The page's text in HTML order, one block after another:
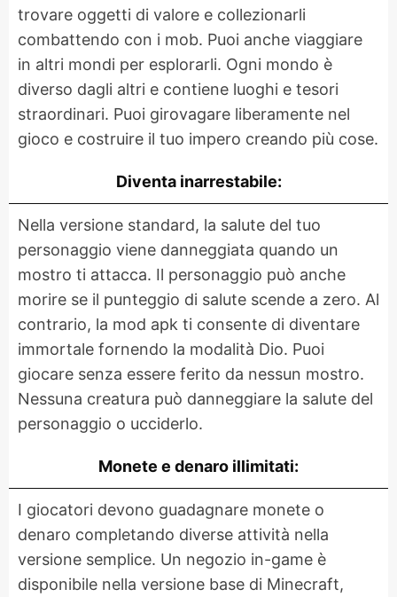
trovare oggetti di valore e collezionarli
combattendo con i mob. Puoi anche viaggiare
in altri mondi per esplorarli. Ogni mondo è
diverso dagli altri e contiene luoghi e tesori
straordinari. Puoi girovagare liberamente nel
gioco e costruire il tuo impero creando più cose.
Diventa inarrestabile:
Nella versione standard, la salute del tuo
personaggio viene danneggiata quando un
mostro ti attacca. Il personaggio può anche
morire se il punteggio di salute scende a zero. Al
contrario, la mod apk ti consente di diventare
immortale fornendo la modalità Dio. Puoi
giocare senza essere ferito da nessun mostro.
Nessuna creatura può danneggiare la salute del
personaggio o ucciderlo.
Monete e denaro illimitati:
I giocatori devono guadagnare monete o
denaro completando diverse attività nella
versione semplice. Un negozio in-game è
disponibile nella versione base di Minecraft,